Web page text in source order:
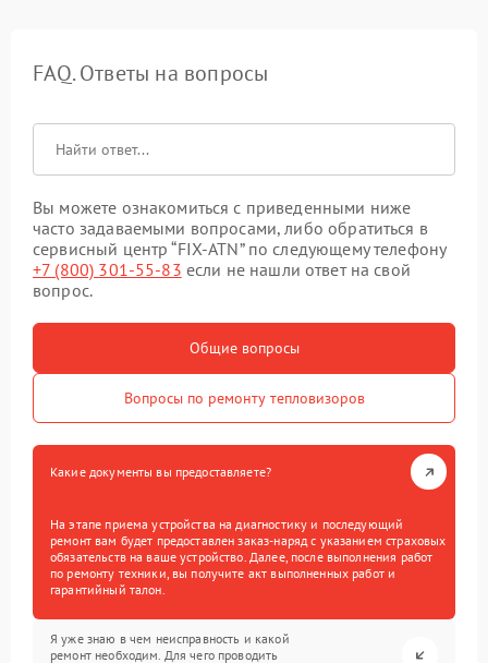
FAQ. Ответы на вопросы
Вы можете ознакомиться с приведенными ниже
часто задаваемыми вопросами, либо обратиться в
сервисный центр “FIX-ATN” по следующему телефону
+7 (800) 301-55-83 если не нашли ответ на свой
вопрос.
Общие вопросы
Вопросы по ремонту тепловизоров
Какие документы вы предоставляете?
На этапе приема устройства на диагностику и последующий
ремонт вам будет предоставлен заказ-наряд с указанием страховых
обязательств на ваше устройство. Далее, после выполнения работ
по ремонту техники, вы получите акт выполненных работ и
гарантийный талон.
Я уже знаю в чем неисправность и какой
ремонт необходим. Для чего проводить